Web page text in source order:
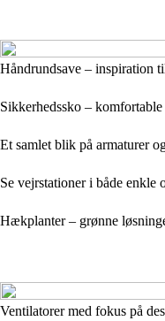
Håndrundsave – inspiration
Sikkerhedssko –
Et samlet blik på armaturer
Se vejrstationer i både enkle
Hækplanter – grønne
Ventilatorer med fokus på